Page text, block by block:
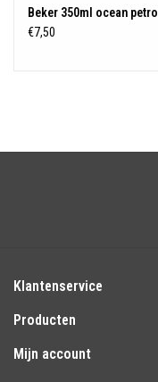
Beker 350ml ocean petrol
€7,50
Klantenservice
Producten
Mijn account